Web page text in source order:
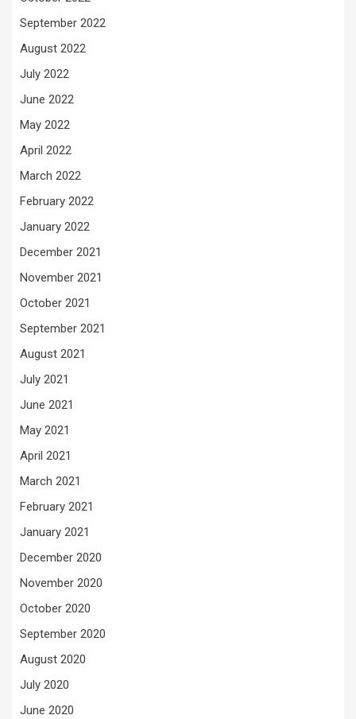
September 2022
August 2022
July 2022
June 2022
May 2022
April 2022
March 2022
February 2022
January 2022
December 2021
November 2021
October 2021
September 2021
August 2021
July 2021
June 2021
May 2021
April 2021
March 2021
February 2021
January 2021
December 2020
November 2020
October 2020
September 2020
August 2020
July 2020
June 2020